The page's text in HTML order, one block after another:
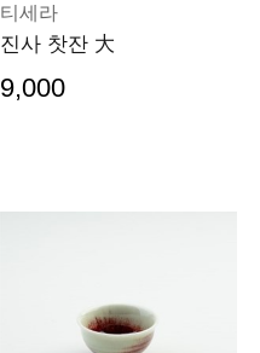
티세라
진사 찻잔 大
9,000